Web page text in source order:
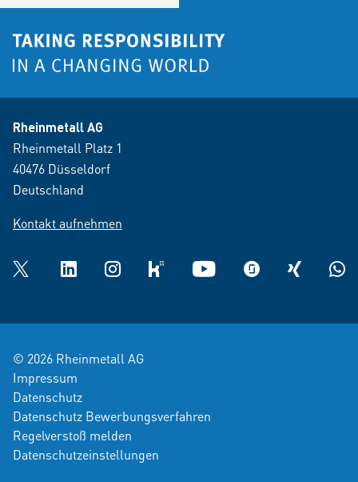
Rheinmetall AG
Rheinmetall Platz 1
40476 Düsseldorf
Deutschland
Kontakt aufnehmen
Twitter LinkedInInstagramkununu YouTube glassdoorXING
© 2026 Rheinmetall AG
Impressum
Datenschutz
Datenschutz Bewerbungsverfahren
Regelverstoß melden
Datenschutzeinstellungen